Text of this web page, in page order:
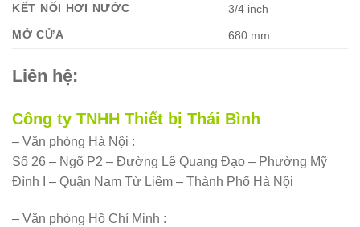
KẾT NỐI HƠI NƯỚC
3/4 inch
MỞ CỬA
680 mm
Liên hệ:
Công ty TNHH Thiết bị Thái Bình
– Văn phòng Hà Nội :
Số 26 – Ngõ P2 – Đường Lê Quang Đạo – Phường Mỹ
Đình I – Quận Nam Từ Liêm – Thành Phố Hà Nội
– Văn phòng Hồ Chí Minh :